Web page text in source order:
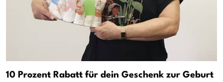
10 Prozent Rabatt für dein Geschenk zur Geburt